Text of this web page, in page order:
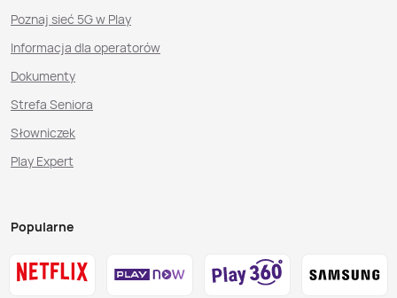
Poznaj sieć 5G w Play
Informacja dla operatorów
Dokumenty
Strefa Seniora
Słowniczek
Play Expert
Popularne